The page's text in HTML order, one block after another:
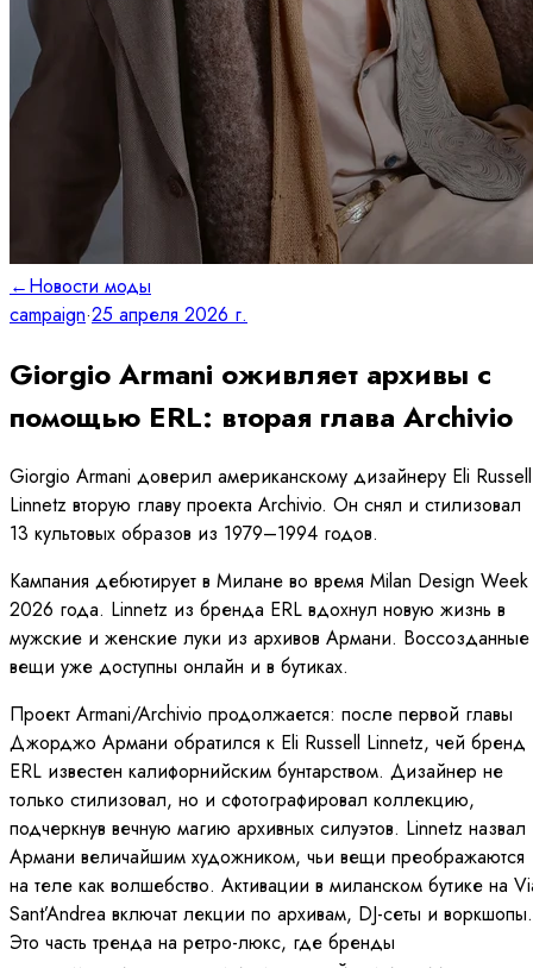
←Новости моды
campaign·25 апреля 2026 г.
Giorgio Armani оживляет архивы с
помощью ERL: вторая глава Archivio
Giorgio Armani доверил американскому дизайнеру Eli Russell
Linnetz вторую главу проекта Archivio. Он снял и стилизовал
13 культовых образов из 1979–1994 годов.
Кампания дебютирует в Милане во время Milan Design Week
2026 года. Linnetz из бренда ERL вдохнул новую жизнь в
мужские и женские луки из архивов Армани. Воссозданные
вещи уже доступны онлайн и в бутиках.
Проект Armani/Archivio продолжается: после первой главы
Джорджо Армани обратился к Eli Russell Linnetz, чей бренд
ERL известен калифорнийским бунтарством. Дизайнер не
только стилизовал, но и сфотографировал коллекцию,
подчеркнув вечную магию архивных силуэтов. Linnetz назвал
Армани величайшим художником, чьи вещи преображаются
на теле как волшебство. Активации в миланском бутике на
Sant’Andrea включат лекции по архивам, DJ-сеты и воркшопы.
Это часть тренда на ретро-люкс, где бренды